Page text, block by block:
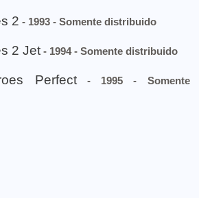
2 - 1993 - Somente distribuido
2 Jet - 1994 - Somente distribuido
Perfect- 1995 - Somente